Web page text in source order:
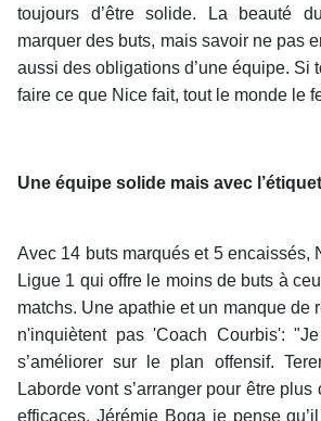
toujours d’être solide. La beauté
marquer des buts, mais savoir ne pas
aussi des obligations d’une équipe. Si
faire ce que Nice fait, tout le monde le
Une équipe solide mais avec
Avec 14 buts marqués et 5 encaissés,
Ligue 1 qui offre le moins de buts à
matchs. Une apathie et un manque de
n'inquiètent pas 'Coach Courbis':
s’améliorer sur le plan offensif.
Laborde vont s’arranger pour être
efficaces, Jérémie Boga je pense